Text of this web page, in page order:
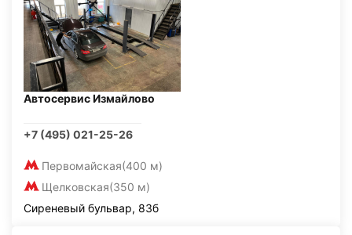
Автосервис Измайлово
+7 (495) 021-25-26
Первомайская(400 м)
Щелковская(350 м)
Сиреневый бульвар, 83б